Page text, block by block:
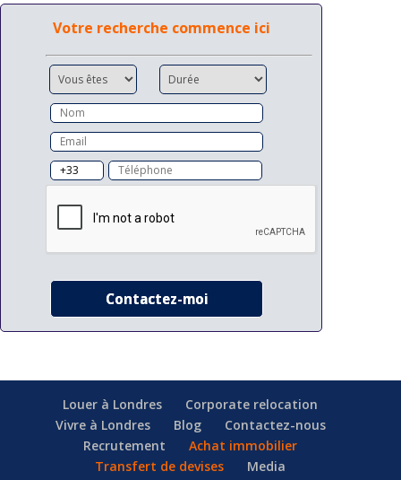
Votre recherche commence ici
Louer à Londres
Corporate relocation
Vivre à Londres
Blog
Contactez-nous
Recrutement
Achat immobilier
Transfert de devises
Media